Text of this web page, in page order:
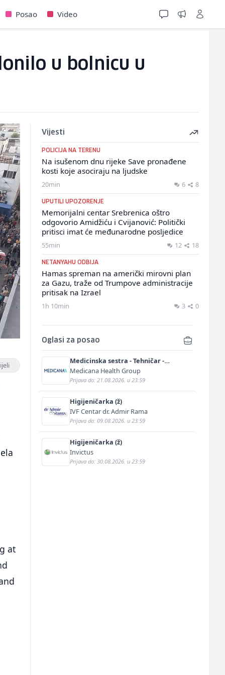
Posao Video
u bolnicu u
at
Vijesti
POLICIJA NA TERENU
Na isušenom dnu rijeke Save pronađene
kosti koje asociraju na ljudske
20min 6 8
UPUTILI UPOZORENJE
Memorijalni centar Srebrenica oštro
odgovorio Amidžiću i Cvijanović: Politički
pritisci imat će međunarodne posljedice
55min 12 18
NETANYAHU ODBIJA
Hamas spreman na američki mirovni plan
za Gazu, traže od Trumpove administracije
pritisak na Izrael
1h 10min 3 0
Oglasi za posao
Medicinska sestra - Tehničar -
Anestetičar (m/ž)
Medicana Health Group
Prijava do: 21.08.2026. u 23:59
Higijeničarka (ž)
IVF Centar dr. Admir Rama
Prijava do: 09.08.2026. u 23:59
Higijeničarka (ž)
Invictus
Prijava do: 30.08.2026. u 23:59